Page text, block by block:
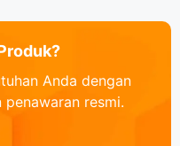
Anda dengan
resmi.